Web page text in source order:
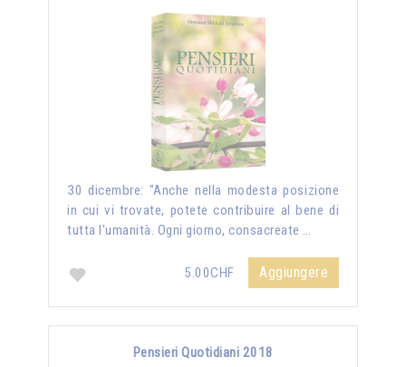
30 dicembre: "Anche nella modesta posizione
in cui vi trovate, potete contribuire al bene di
tutta l'umanità. Ogni giorno, consacreate …
5.00CHF Aggiungere
Pensieri Quotidiani 2018